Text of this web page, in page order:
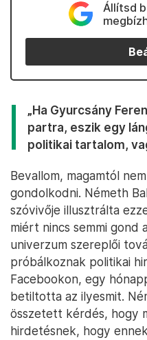
Állítsd
„Ha Gyurcsány
partra, eszik egy
politikai tartalom,
Bevallom, magamtól
gondolkodni. Németh
szóvivője illusztrálta
miért nincs semmi gond
univerzum szereplői
próbálkoznak politikai
Facebookon, egy
betiltotta az ilyesmit.
összetett kérdés, hogy
hirdetésnek, hogy